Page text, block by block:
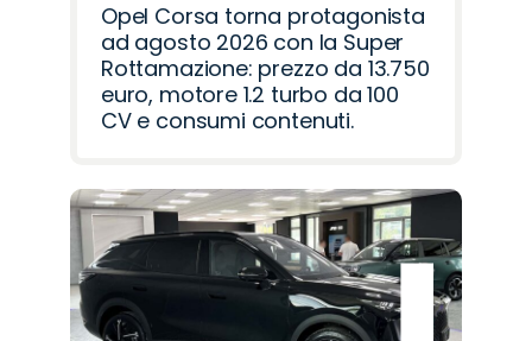
Opel Corsa torna protagonista
ad agosto 2026 con la Super
Rottamazione: prezzo da 13.750
euro, motore 1.2 turbo da 100
CV e consumi contenuti.